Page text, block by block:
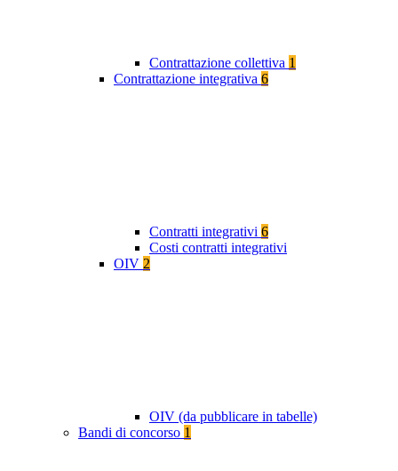
Contrattazione collettiva 1
Contrattazione integrativa 6
Contratti integrativi 6
Costi contratti integrativi
OIV 2
OIV (da pubblicare in tabelle)
Bandi di concorso 1